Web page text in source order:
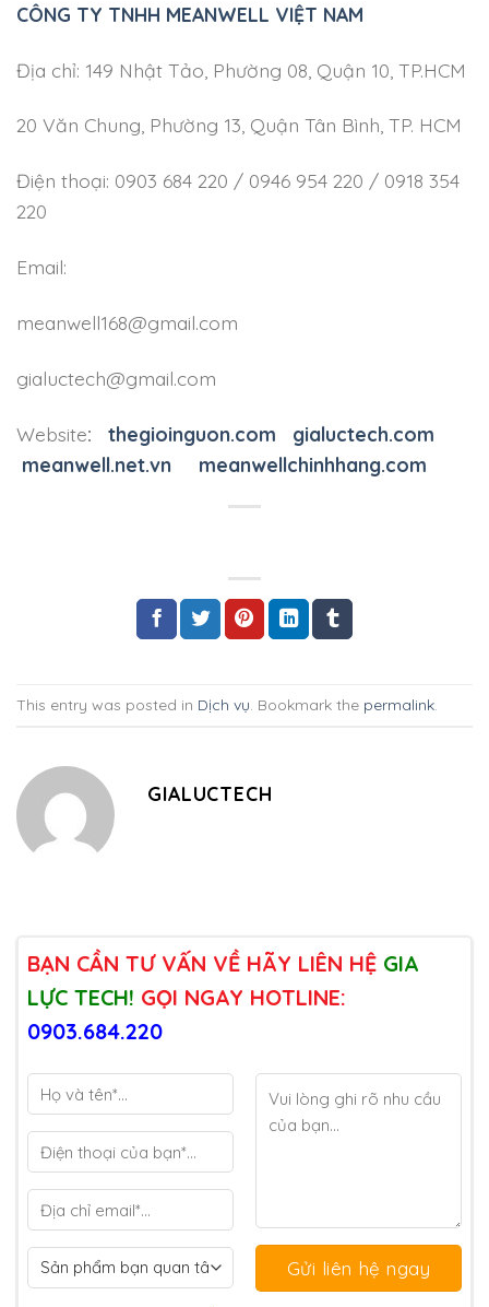
CÔNG TY TNHH MEANWELL VIỆT NAM
Địa chỉ: 149 Nhật Tảo, Phường 08, Quận 10, TP.HCM
20 Văn Chung, Phường 13, Quận Tân Bình, TP. HCM
Điện thoại: 0903 684 220 / 0946 954 220 / 0918 354
220
Email:
meanwell168@gmail.com
gialuctech@gmail.com
Website: thegioinguon.com gialuctech.com
meanwell.net.vn
meanwellchinhhang.com
This entry was posted in Dịch vụ. Bookmark the permalink.
GIALUCTECH
BẠN CẦN TƯ VẤN VỀ HÃY LIÊN HỆ GIA
LỰC TECH! GỌI NGAY HOTLINE:
0903.684.220